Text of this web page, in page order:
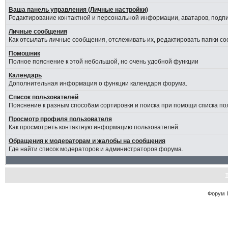
Ваша панель управления (Личные настройки)
Редактирование контактной и персональной информации, аватаров,
Личные сообщения
Как отсылать личные сообщения, отслеживать их, редактировать папки
Помошник
Полное пояснение к этой небольшой, но очень удобной функции
Календарь
Дополнительная информация о функции календаря форума.
Список пользователей
Пояснение к разным способам сортировки и поиска при помощи списка
Просмотр профиля пользователя
Как просмотреть контактную информацию пользователей.
Обращения к модераторам и жалобы на сообщения
Где найти список модераторов и администраторов форума.
Форум